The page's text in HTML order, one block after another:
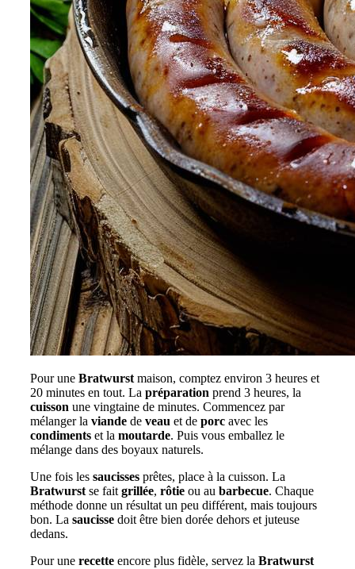
Pour une Bratwurst maison, comptez environ 3 heures et
20 minutes en tout. La préparation prend 3 heures, la
cuisson une vingtaine de minutes. Commencez par
mélanger la viande de veau et de porc avec les
condiments et la moutarde. Puis vous emballez le
mélange dans des boyaux naturels.
Une fois les saucisses prêtes, place à la cuisson. La
Bratwurst se fait grillée, rôtie ou au barbecue. Chaque
méthode donne un résultat un peu différent, mais toujours
bon. La saucisse doit être bien dorée dehors et juteuse
dedans.
Pour une recette encore plus fidèle, servez la Bratwurst